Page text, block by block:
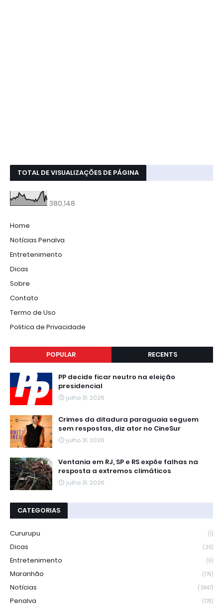
TOTAL DE VISUALIZAÇÕES DE PÁGINA
380,148
Home
Notícias Penalva
Entretenimento
Dicas
Sobre
Contato
Termo de Uso
Politica de Privacidade
POPULAR RECENTS
PP decide ficar neutro na eleição
presidencial
julho 31, 2026
Crimes da ditadura paraguaia seguem
sem respostas, diz ator no CineSur
julho 31, 2026
Ventania em RJ, SP e RS expõe falhas na
resposta a extremos climáticos
julho 31, 2026
CATEGORIAS
Cururupu (1)
Dicas (35)
Entretenimento (9)
Maranhão (179)
Notícias (3847)
Penalva (179)